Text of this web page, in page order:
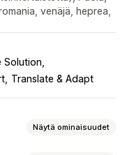
venäjä, heprea,
Solution
Translate & Adapt
Näytä ominaisuudet